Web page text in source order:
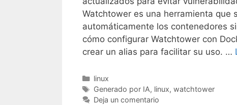
Watchtower es una herramienta que
automáticamente los contenedores
cómo configurar Watchtower con
crear un alias para facilitar su uso. …
Categorías
linux
Etiquetas
Generado por IA, linux, watchtower
Deja un comentario